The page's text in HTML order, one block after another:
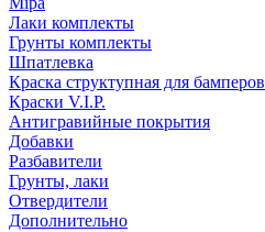
Лаки комплекты
Грунты комплекты
Шпатлевка
Краска структупная для бамперов
Краски V.I.P.
Антигравийные покрытия
Добавки
Разбавители
Грунты, лаки
Отвердители
Дополнительно